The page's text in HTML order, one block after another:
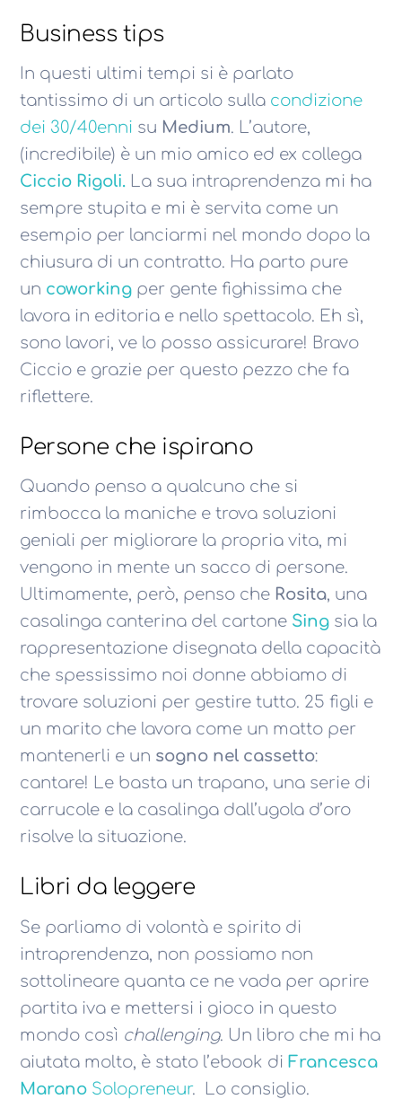
Business tips
In questi ultimi tempi si è parlato
tantissimo di un articolo sulla condizione
dei 30/40enni su Medium. L’autore,
(incredibile) è un mio amico ed ex collega
Ciccio Rigoli. La sua intraprendenza mi ha
sempre stupita e mi è servita come un
esempio per lanciarmi nel mondo dopo la
chiusura di un contratto. Ha parto pure
un coworking per gente fighissima che
lavora in editoria e nello spettacolo. Eh sì,
sono lavori, ve lo posso assicurare! Bravo
Ciccio e grazie per questo pezzo che fa
riflettere.
Persone che ispirano
Quando penso a qualcuno che si
rimbocca la maniche e trova soluzioni
geniali per migliorare la propria vita, mi
vengono in mente un sacco di persone.
Ultimamente, però, penso che Rosita, una
casalinga canterina del cartone Sing sia la
rappresentazione disegnata della capacità
che spessissimo noi donne abbiamo di
trovare soluzioni per gestire tutto. 25 figli e
un marito che lavora come un matto per
mantenerli e un sogno nel cassetto:
cantare! Le basta un trapano, una serie di
carrucole e la casalinga dall’ugola d’oro
risolve la situazione.
Libri da leggere
Se parliamo di volontà e spirito di
intraprendenza, non possiamo non
sottolineare quanta ce ne vada per aprire
partita iva e mettersi i gioco in questo
mondo così challenging. Un libro che mi ha
aiutata molto, è stato l’ebook di Francesca
Marano Solopreneur. Lo consiglio.